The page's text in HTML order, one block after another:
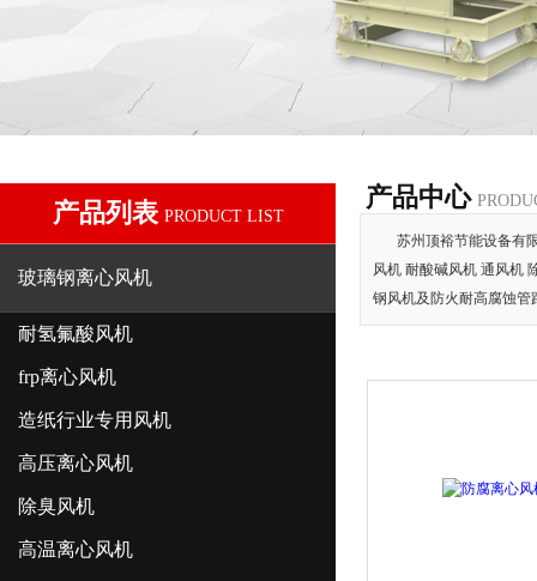
产品列表 PRODUCT LIST
玻璃钢离心风机
耐氢氟酸风机
frp离心风机
造纸行业专用风机
高压离心风机
除臭风机
高温离心风机
产品中心
苏州顶裕节能设备有
风机 耐酸碱风机 通风机
钢风机及防火耐高腐蚀